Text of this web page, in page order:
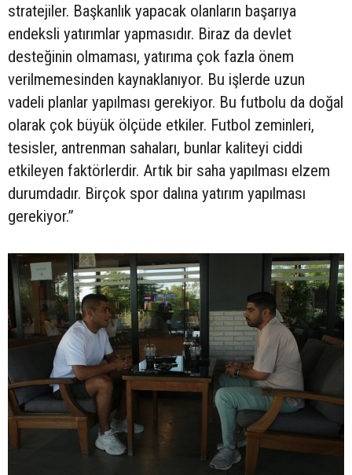
stratejiler. Başkanlık yapacak olanların başarıya
endeksli yatırımlar yapmasıdır. Biraz da devlet
desteğinin olmaması, yatırıma çok fazla önem
verilmemesinden kaynaklanıyor. Bu işlerde uzun
vadeli planlar yapılması gerekiyor. Bu futbolu da doğal
olarak çok büyük ölçüde etkiler. Futbol zeminleri,
tesisler, antrenman sahaları, bunlar kaliteyi ciddi
etkileyen faktörlerdir. Artık bir saha yapılması elzem
durumdadır. Birçok spor dalına yatırım yapılması
gerekiyor.”